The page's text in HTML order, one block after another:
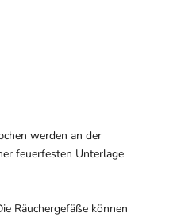
werden an der
feuerfesten Unterlage
Räuchergefäße können